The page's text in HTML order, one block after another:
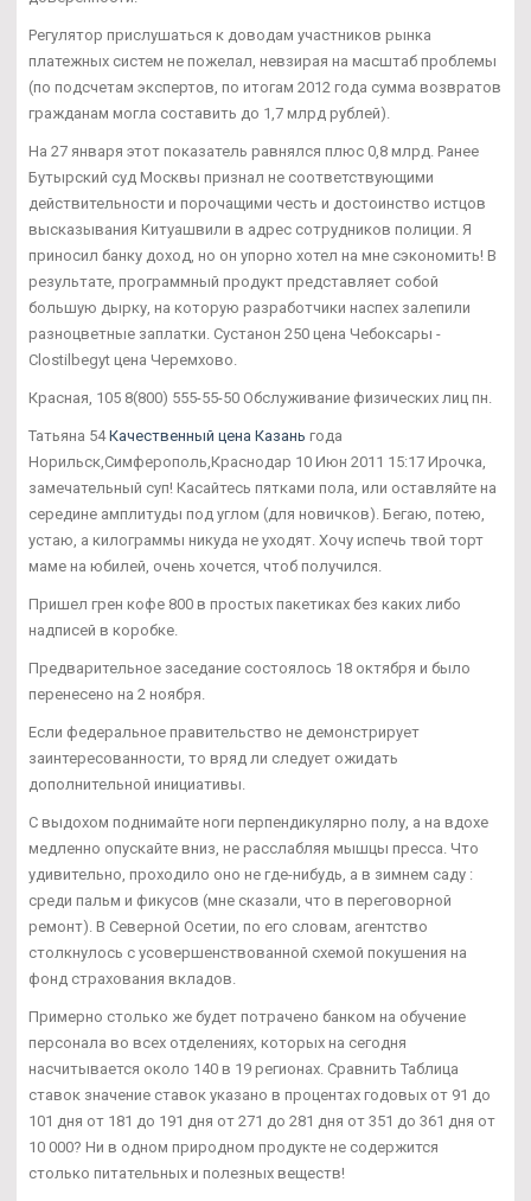
Регулятор прислушаться к доводам участников рынка
платежных систем не пожелал, невзирая на масштаб проблемы
(по подсчетам экспертов, по итогам 2012 года сумма возвратов
гражданам могла составить до 1,7 млрд рублей).
На 27 января этот показатель равнялся плюс 0,8 млрд. Ранее
Бутырский суд Москвы признал не соответствующими
действительности и порочащими честь и достоинство истцов
высказывания Китуашвили в адрес сотрудников полиции. Я
приносил банку доход, но он упорно хотел на мне сэкономить! В
результате, программный продукт представляет собой
большую дырку, на которую разработчики наспех залепили
разноцветные заплатки. Сустанон 250 цена Чебоксары -
Clostilbegyt цена Черемхово.
Красная, 105 8(800) 555-55-50 Обслуживание физических лиц пн.
Татьяна 54Качественный цена Казань года
Норильск,Симферополь,Краснодар 10 Июн 2011 15:17 Ирочка,
замечательный суп! Касайтесь пятками пола, или оставляйте на
середине амплитуды под углом (для новичков). Бегаю, потею,
устаю, а килограммы никуда не уходят. Хочу испечь твой торт
маме на юбилей, очень хочется, чтоб получился.
Пришел грен кофе 800 в простых пакетиках без каких либо
надписей в коробке.
Предварительное заседание состоялось 18 октября и было
перенесено на 2 ноября.
Если федеральное правительство не демонстрирует
заинтересованности, то вряд ли следует ожидать
дополнительной инициативы.
С выдохом поднимайте ноги перпендикулярно полу, а на вдохе
медленно опускайте вниз, не расслабляя мышцы пресса. Что
удивительно, проходило оно не где-нибудь, а в зимнем саду :
среди пальм и фикусов (мне сказали, что в переговорной
ремонт). В Северной Осетии, по его словам, агентство
столкнулось с усовершенствованной схемой покушения на
фонд страхования вкладов.
Примерно столько же будет потрачено банком на обучение
персонала во всех отделениях, которых на сегодня
насчитывается около 140 в 19 регионах. Сравнить Таблица
ставок значение ставок указано в процентах годовых от 91 до
101 дня от 181 до 191 дня от 271 до 281 дня от 351 до 361 дня от
10 000? Ни в одном природном продукте не содержится
столько питательных и полезных веществ!